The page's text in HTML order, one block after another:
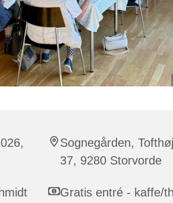
Sognegården,
37, 9280 Storvorde
Gratis entré - kaffe/